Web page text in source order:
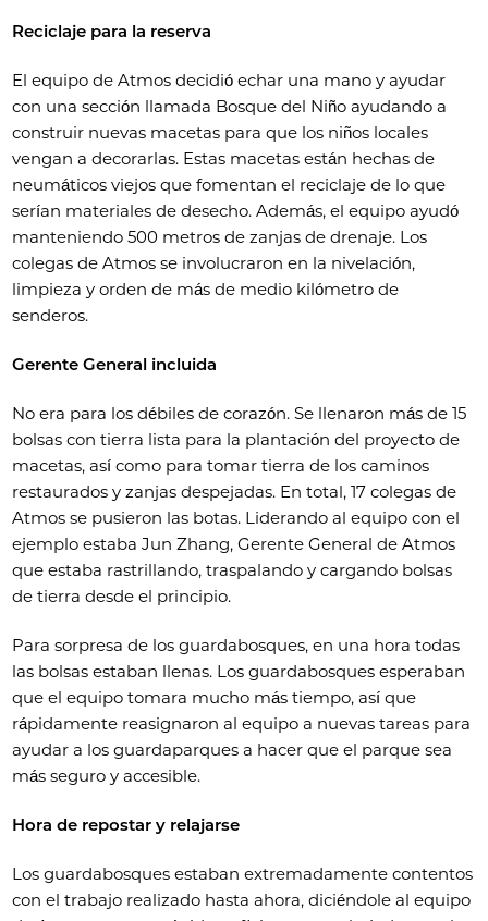
Reciclaje para la reserva
El equipo de Atmos decidió echar una mano y ayudar
con una sección llamada Bosque del Niño ayudando a
construir nuevas macetas para que los niños locales
vengan a decorarlas. Estas macetas están hechas de
neumáticos viejos que fomentan el reciclaje de lo que
serían materiales de desecho. Además, el equipo ayudó
manteniendo 500 metros de zanjas de drenaje. Los
colegas de Atmos se involucraron en la nivelación,
limpieza y orden de más de medio kilómetro de
senderos.
Gerente General incluida
No era para los débiles de corazón. Se llenaron más de 15
bolsas con tierra lista para la plantación del proyecto de
macetas, así como para tomar tierra de los caminos
restaurados y zanjas despejadas. En total, 17 colegas de
Atmos se pusieron las botas. Liderando al equipo con el
ejemplo estaba Jun Zhang, Gerente General de Atmos
que estaba rastrillando, traspalando y cargando bolsas
de tierra desde el principio.
Para sorpresa de los guardabosques, en una hora todas
las bolsas estaban llenas. Los guardabosques esperaban
que el equipo tomara mucho más tiempo, así que
rápidamente reasignaron al equipo a nuevas tareas para
ayudar a los guardaparques a hacer que el parque sea
más seguro y accesible.
Hora de repostar y relajarse
Los guardabosques estaban extremadamente contentos
con el trabajo realizado hasta ahora, diciéndole al equipo